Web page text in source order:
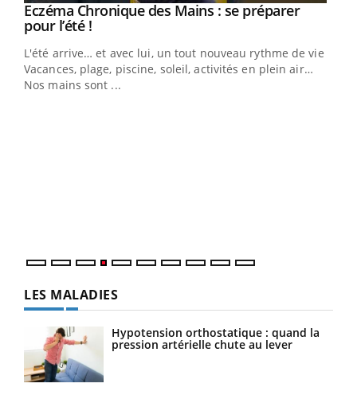
Youtube
Eczéma Chronique des Mains : se préparer
pour l’été !Youtube
L'été arrive… et avec lui, un tout nouveau rythme de vie !
Vacances, plage, piscine, soleil, activités en plein air…
Nos mains sont ...
LES MALADIES
Hypotension orthostatique : quand la
pression artérielle chute au lever